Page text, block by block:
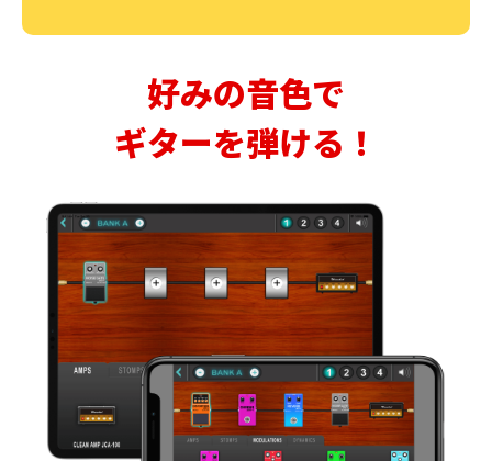
好みの音色で
ギターを弾ける！